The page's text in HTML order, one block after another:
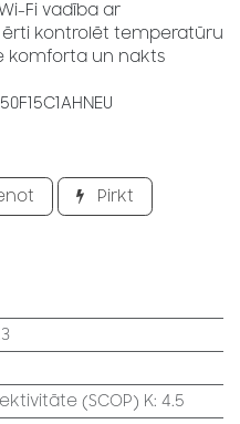
Fi vadība ar
ērti kontrolēt temperatūru
komforta un nakts
Pirkt
(SCOP) K: 4.5